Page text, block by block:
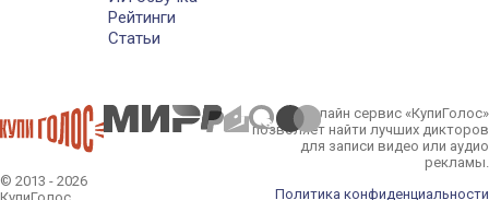
Рейтинги
Статьи
© 2013 - 2026
Онлайн сервис «КупиГолос»
позволяет найти лучших дикторов
для записи видео или аудио
рекламы.
Политика конфиденциальности